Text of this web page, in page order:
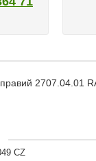
2707.04.01
CZ